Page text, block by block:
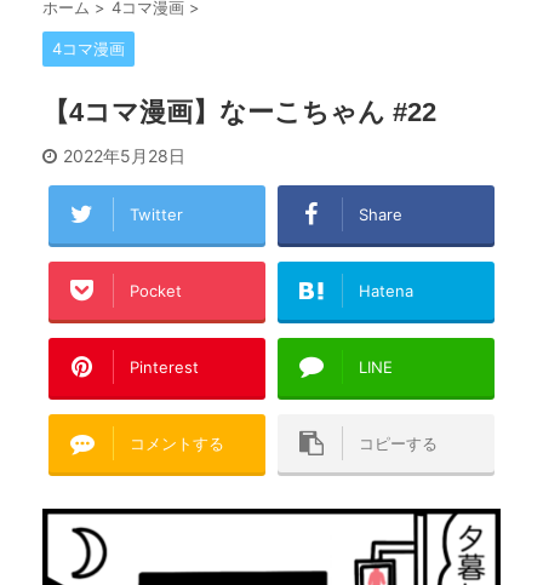
ホーム > 4コマ漫画 >
4コマ漫画
【4コマ漫画】なーこちゃん #22
2022年5月28日
Twitter Share
Pocket Hatena
Pinterest LINE
コメントする コピーする